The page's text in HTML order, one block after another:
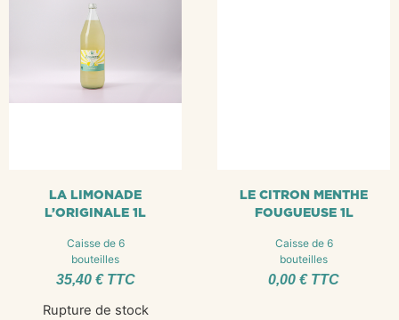
LA LIMONADE
L’ORIGINALE 1L
Caisse de 6
bouteilles
35,40 €TTC
Rupture de stock
LE CITRON MENTHE
FOUGUEUSE 1L
Caisse de 6
bouteilles
0,00 €TTC